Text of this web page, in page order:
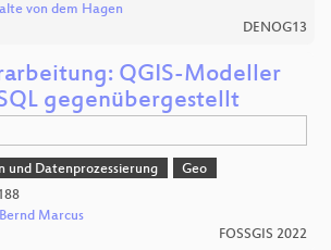
von dem Hagen
DENOG13
QGIS-Modeller
gegenübergestellt
und Datenprozessierung
Geo
Bernd Marcus
FOSSGIS 2022